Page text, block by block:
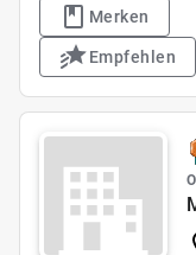
Merken
Empfehlen